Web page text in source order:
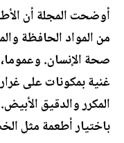
أوضحت المجلة أن
من المواد الحافظة
صحة الإنسان.
غنية بمكونات على
المكرر والدقيق
باختيار أطعمة مثل